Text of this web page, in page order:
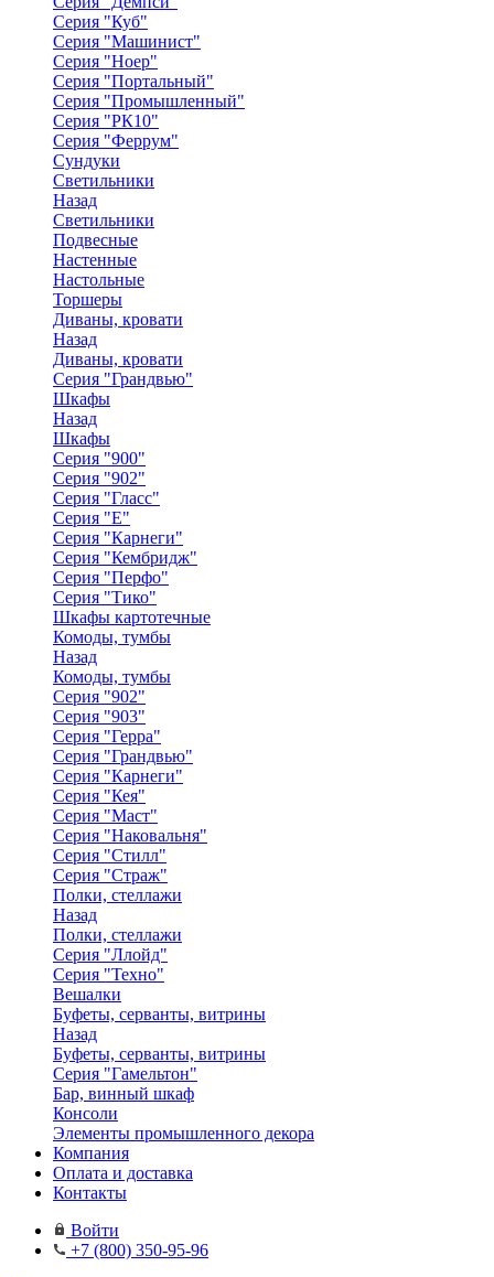
Серия "Куб"
Серия "Машинист"
Серия "Ноер"
Серия "Портальный"
Серия "Промышленный"
Серия "РК10"
Серия "Феррум"
Сундуки
Светильники
Назад
Светильники
Подвесные
Настенные
Настольные
Торшеры
Диваны, кровати
Назад
Диваны, кровати
Серия "Грандвью"
Шкафы
Назад
Шкафы
Серия "900"
Серия "902"
Серия "Гласс"
Серия "Е"
Серия "Карнеги"
Серия "Кембридж"
Серия "Перфо"
Серия "Тико"
Шкафы картотечные
Комоды, тумбы
Назад
Комоды, тумбы
Серия "902"
Серия "903"
Серия "Герра"
Серия "Грандвью"
Серия "Карнеги"
Серия "Кея"
Серия "Маст"
Серия "Наковальня"
Серия "Стилл"
Серия "Страж"
Полки, стеллажи
Назад
Полки, стеллажи
Серия "Ллойд"
Серия "Техно"
Вешалки
Буфеты, серванты, витрины
Назад
Буфеты, серванты, витрины
Серия "Гамельтон"
Бар, винный шкаф
Консоли
Элементы промышленного декора
Компания
Оплата и доставка
Контакты
Войти
+7 (800) 350-95-96